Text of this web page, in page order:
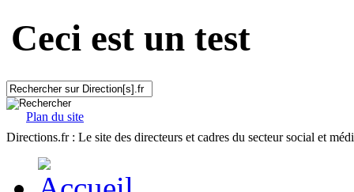
Ceci est un test
Plan du site
Directions.fr : Le site des directeurs et cadres du secteur social et